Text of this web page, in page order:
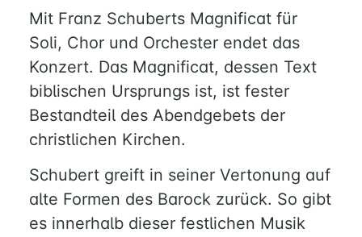
Mit Franz Schuberts Magnificat für
Soli, Chor und Orchester endet das
Konzert. Das Magnificat, dessen Text
biblischen Ursprungs ist, ist fester
Bestandteil des Abendgebets der
christlichen Kirchen.
Schubert greift in seiner Vertonung auf
alte Formen des Barock zurück. So gibt
es innerhalb dieser festlichen Musik